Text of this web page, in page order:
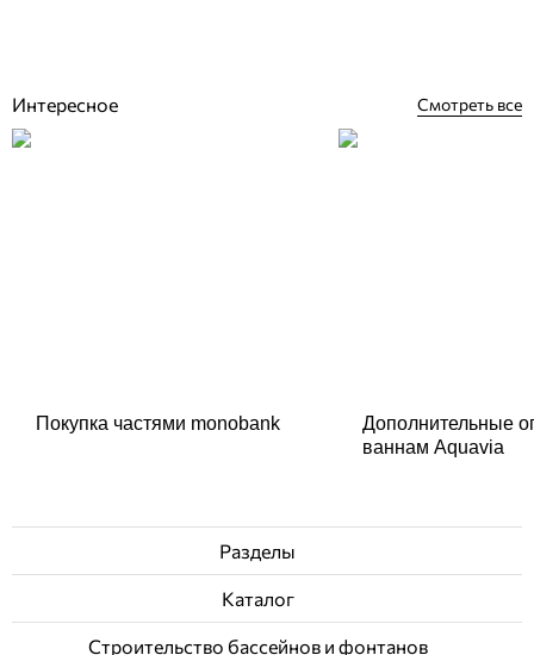
Интересное Смотреть все
Покупка частями monobank
Дополнительные
ваннам Aquavia
Разделы
Каталог
Строительство бассейнов и фонтанов